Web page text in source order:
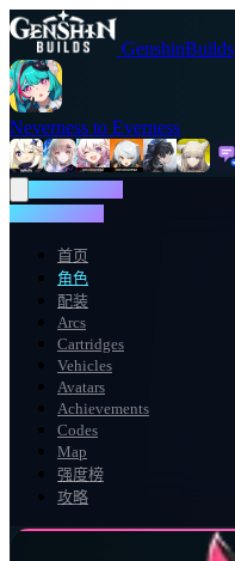
GenshinBuilds
Neverness to Everness
首页
角色
配装
Arcs
Cartridges
Vehicles
Avatars
Achievements
Codes
Map
强度榜
攻略